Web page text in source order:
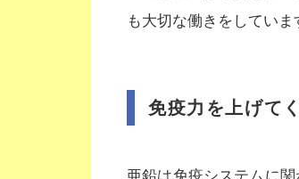
も大切な働きをしていま
免疫力を上げて